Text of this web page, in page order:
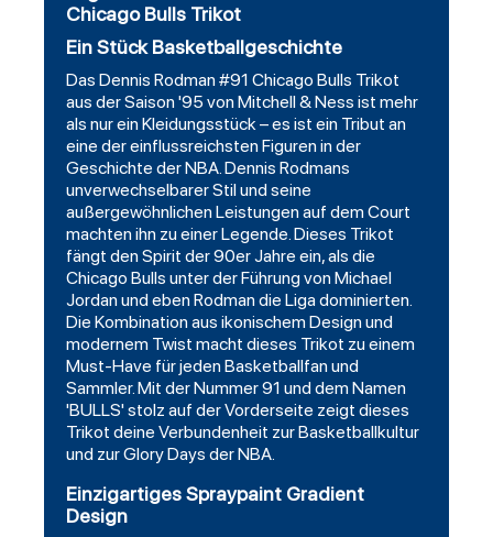
Chicago Bulls Trikot
Ein Stück Basketballgeschichte
Das Dennis Rodman #91 Chicago Bulls Trikot
aus der Saison '95 von Mitchell & Ness ist mehr
als nur ein Kleidungsstück – es ist ein Tribut an
eine der einflussreichsten Figuren in der
Geschichte der NBA. Dennis Rodmans
unverwechselbarer Stil und seine
außergewöhnlichen Leistungen auf dem Court
machten ihn zu einer Legende. Dieses Trikot
fängt den Spirit der 90er Jahre ein, als die
Chicago Bulls unter der Führung von Michael
Jordan und eben Rodman die Liga dominierten.
Die Kombination aus ikonischem Design und
modernem Twist macht dieses Trikot zu einem
Must-Have für jeden Basketballfan und
Sammler. Mit der Nummer 91 und dem Namen
'BULLS' stolz auf der Vorderseite zeigt dieses
Trikot deine Verbundenheit zur Basketballkultur
und zur Glory Days der NBA.
Einzigartiges Spraypaint Gradient
Design